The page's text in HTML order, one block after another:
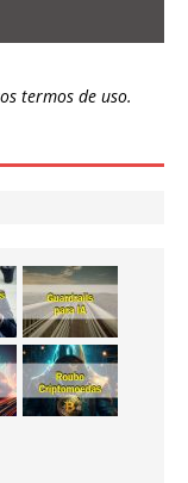
termos de uso.